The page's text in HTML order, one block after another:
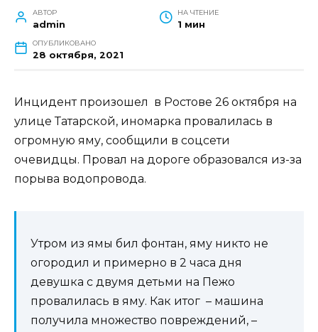
АВТОР
admin
НА ЧТЕНИЕ
1 мин
ОПУБЛИКОВАНО
28 октября, 2021
Инцидент произошел в Ростове 26 октября на
улице Татарской, иномарка провалилась в
огромную яму, сообщили в соцсети
очевидцы. Провал на дороге образовался из-за
порыва водопровода.
Утром из ямы бил фонтан, яму никто не
огородил и примерно в 2 часа дня
девушка с двумя детьми на Пежо
провалилась в яму. Как итог – машина
получила множество повреждений, –